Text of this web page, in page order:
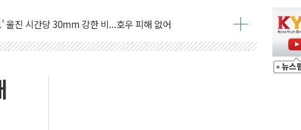
스' 공방…野 "청년 우롱 기괴" vs 與 "송구한 해프닝"
연극제 2026'서 어린이 과학연극 2편 수상
당정 조율 완료…초고가·비거주 1주택 등 여론 수렴"
4대 연쇄 추돌…7세 남아 등 4명 부상